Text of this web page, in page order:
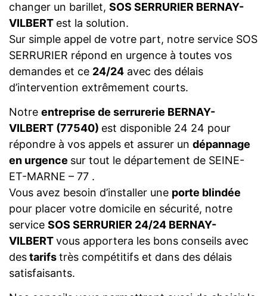
changer un barillet, SOS SERRURIER BERNAY-
VILBERT est la solution.
Sur simple appel de votre part, notre service SOS
SERRURIER répond en urgence à toutes vos
demandes et ce 24/24 avec des délais
d’intervention extrêmement courts.
Notre entreprise de serrurerie BERNAY-
VILBERT (77540) est disponible 24 24 pour
répondre à vos appels et assurer un dépannage
en urgence sur tout le département de SEINE-
ET-MARNE – 77 .
Vous avez besoin d’installer une porte blindée
pour placer votre domicile en sécurité, notre
service SOS SERRURIER 24/24 BERNAY-
VILBERTvous apportera les bons conseils avec
destarifstrès compétitifs et dans des délais
satisfaisants.